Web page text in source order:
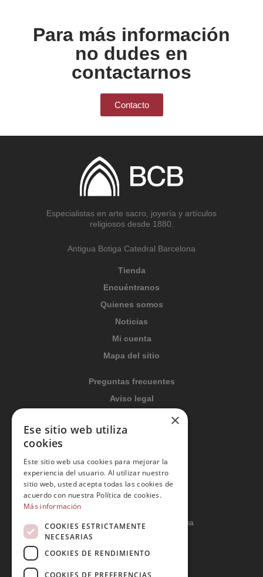
Para más información
no dudes en
contactarnos
Contacto
Especialistas en arte sacro, joyería y artículos
religiosos desde 1880.
Antigua Botiga Catedral Barcelona
Tienda
Encuéntranos
Quienes somos
Noticias
Mi cuenta
Mapa del sitio
Preguntas frecuentes
Aviso legal
Condiciones generales
Política de privacidad
Política Integrada
Tratamiento de datos
Carrer del Duc, 12 - 08002 Barcelona
×
Ese sitio web utiliza
cookies
Este sitio web usa cookies para mejorar la
experiencia del usuario. Al utilizar nuestro
sitio web, usted acepta todas las cookies de
acuerdo con nuestra Política de cookies.
Más información
COOKIES ESTRICTAMENTE
NECESARIAS
COOKIES DE RENDIMIENTO
COOKIES DE PREFERENCIAS